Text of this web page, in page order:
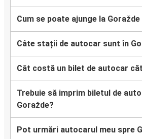
Cum se poate ajunge la
Câte stații de autocar sunt în
Cât costă un bilet de autocar
Trebuie să imprim biletul de
Goražde?
Pot urmări autocarul meu spre